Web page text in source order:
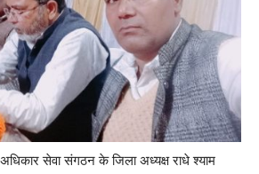
सेवा संगठन के जिला अध्यक्ष राधे श्याम